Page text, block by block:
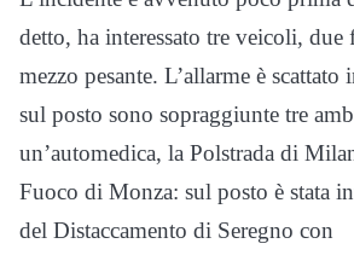
detto, ha interessato tre veicoli,
mezzo pesante. L’allarme è scattato
sul posto sono sopraggiunte tre
un’automedica, la Polstrada di
Fuoco di Monza: sul posto è stata
del Distaccamento di Seregno con